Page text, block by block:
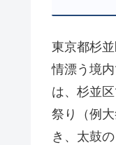
東京都杉
情漂う境
は、杉並
祭り（例
き、太鼓